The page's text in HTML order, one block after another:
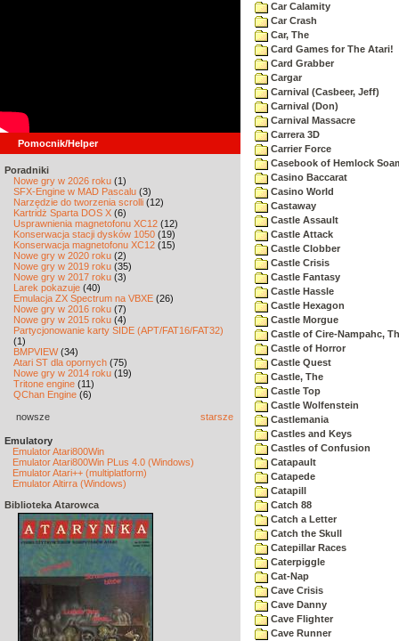
Pomocnik/Helper
Poradniki
Nowe gry w 2026 roku (1)
SFX-Engine w MAD Pascalu (3)
Narzędzie do tworzenia scrolli (12)
Kartridż Sparta DOS X (6)
Usprawnienia magnetofonu XC12 (12)
Konserwacja stacji dysków 1050 (19)
Konserwacja magnetofonu XC12 (15)
Nowe gry w 2020 roku (2)
Nowe gry w 2019 roku (35)
Nowe gry w 2017 roku (3)
Larek pokazuje (40)
Emulacja ZX Spectrum na VBXE (26)
Nowe gry w 2016 roku (7)
Nowe gry w 2015 roku (4)
Partycjonowanie karty SIDE (APT/FAT16/FAT32)
(1)
BMPVIEW(34)
Atari ST dla opornych (75)
Nowe gry w 2014 roku (19)
Tritone engine (11)
QChan Engine (6)
nowsze starsze
Emulatory
Emulator Atari800Win
Emulator Atari800Win PLus 4.0 (Windows)
Emulator Atari++ (multiplatform)
Emulator Altirra (Windows)
Biblioteka Atarowca
Car Calamity
Car Crash
Car, The
Card Games for The Atari!
Card Grabber
Cargar
Carnival (Casbeer, Jeff)
Carnival (Don)
Carnival Massacre
Carrera 3D
Carrier Force
Casebook of Hemlock
Casino Baccarat
Casino World
Castaway
Castle Assault
Castle Attack
Castle Clobber
Castle Crisis
Castle Fantasy
Castle Hassle
Castle Hexagon
Castle Morgue
Castle of Cire-Nampahc,
Castle of Horror
Castle Quest
Castle, The
Castle Top
Castle Wolfenstein
Castlemania
Castles and Keys
Castles of Confusion
Catapault
Catapede
Catapill
Catch 88
Catch a Letter
Catch the Skull
Catepillar Races
Caterpiggle
Cat-Nap
Cave Crisis
Cave Danny
Cave Flighter
Cave Runner